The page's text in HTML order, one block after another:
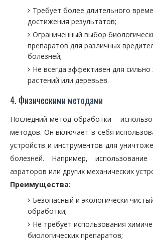
Требует более длительного
достижения результатов;
Ограниченный выбор
препаратов для различных
болезней;
Не всегда эффективен для
растений или деревьев.
4. Физическими методами
Последний метод обработки –
методов. Он включает в себя
устройств и инструментов для
болезней. Например,
аэраторов или других механических
Преимущества:
Безопасный и экологически
обработки;
Не требует использования
биологических препаратов;